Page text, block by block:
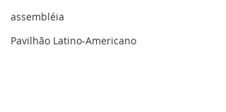
assembléia
Pavilhão Latino-Americano